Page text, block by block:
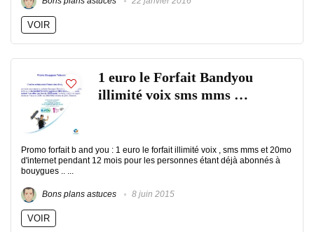
VOIR
1 euro le Forfait Bandyou
illimité voix sms mms …
Promo forfait b and you : 1 euro le forfait illimité voix , sms mms et 20mo
d'internet pendant 12 mois pour les personnes étant déjà abonnés à
bouygues .. ...
Bons plans astuces 8 juin 2015
VOIR